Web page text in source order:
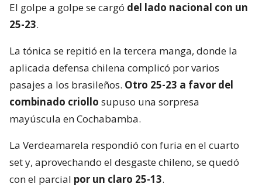
El golpe a golpe se cargó del lado nacional con un
25-23.
La tónica se repitió en la tercera manga, donde la
aplicada defensa chilena complicó por varios
pasajes a los brasileños. Otro 25-23 a favor del
combinado criollo supuso una sorpresa
mayúscula en Cochabamba.
La Verdeamarela respondió con furia en el cuarto
set y, aprovechando el desgaste chileno, se quedó
con el parcial por un claro 25-13.